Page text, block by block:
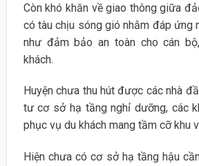
Còn khó khăn về giao thông giữa
có tàu chịu sóng gió nhằm đáp ứng
như đảm bảo an toàn cho cán
khách.
Huyện chưa thu hút được các nhà
tư cơ sở hạ tầng nghỉ dưỡng, các
phục vụ du khách mang tầm cỡ khu
Hiện chưa có cơ sở hạ tầng hậu